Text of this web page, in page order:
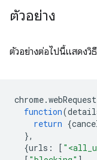
ตัวอย่าง
ตัวอย่างต่อไปนี้แสดง
chrome.webRequest
function(
return {
},
{urls : [